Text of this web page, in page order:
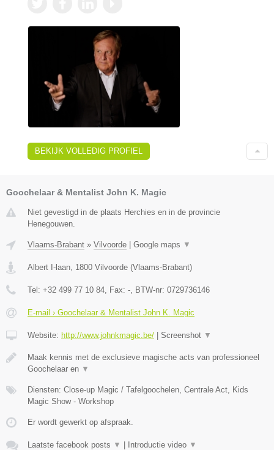
BEKIJK VOLLEDIG PROFIEL
Goochelaar & Mentalist John K. Magic
Niet gevestigd in de plaats Herchies en in de provincie
Henegouwen.
Vlaams-Brabant » Vilvoorde | Google maps ▼
Albert I-laan 1800 Vilvoorde (Vlaams-Brabant)
Tel: +32 499 77 10 84 , Fax: - , BTW-nr: 0729736146
E-mail › Goochelaar & Mentalist John K. Magic
Website: http://www.johnkmagic.be/ | Screenshot ▼
Maak kennis met de exclusieve magische acts van professioneel
Goochelaar en ▼
Diensten: Close-up Magic / Tafelgoochelen, Centrale Act, Kids
Magic Show - Workshop
Er wordt gewerkt op afspraak.
Laatste facebook posts ▼ | Introductie video ▼